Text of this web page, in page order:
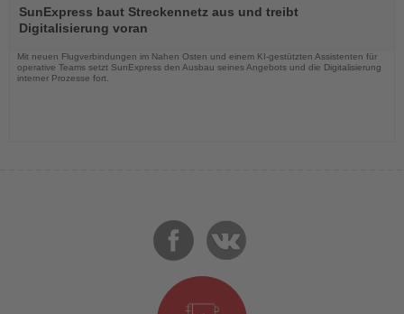
Sie
die
Nachrichten
SunExpress baut Streckennetz aus und treibt
Digitalisierung voran
Mit neuen Flugverbindungen im Nahen Osten und einem KI-gestützten Assistenten für
operative Teams setzt SunExpress den Ausbau seines Angebots und die Digitalisierung
interner Prozesse fort.